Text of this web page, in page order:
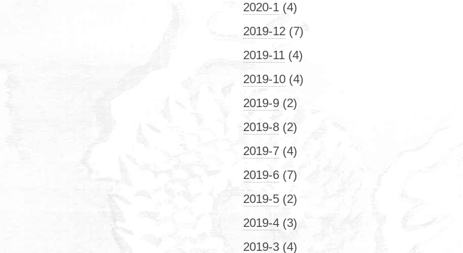
2020-1 (4)
2019-12 (7)
2019-11 (4)
2019-10 (4)
2019-9 (2)
2019-8 (2)
2019-7 (4)
2019-6 (7)
2019-5 (2)
2019-4 (3)
2019-3 (4)